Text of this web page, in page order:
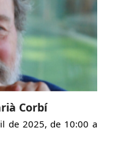
Corbí
de 2025, de 10:00 a